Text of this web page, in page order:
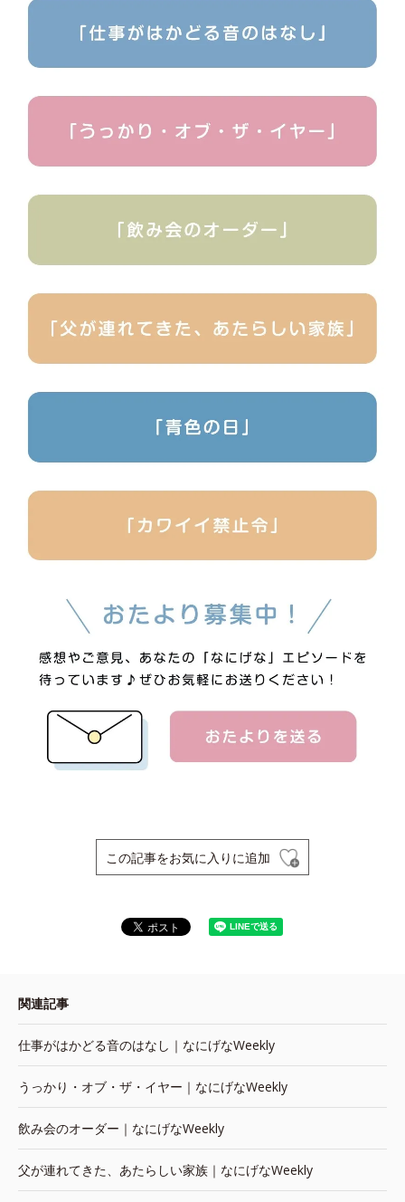
この記事をお気に入りに追加
関連記事
仕事がはかどる音のはなし｜なにげなWeekly
うっかり・オブ・ザ・イヤー｜なにげなWeekly
飲み会のオーダー｜なにげなWeekly
父が連れてきた、あたらしい家族｜なにげなWeekly